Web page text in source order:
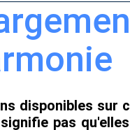
disponibles sur
pas